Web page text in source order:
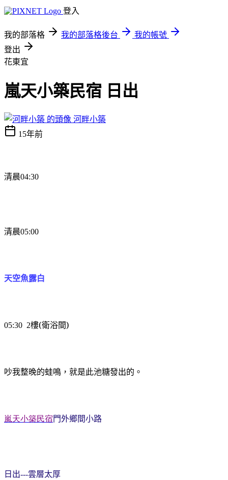
登入
我的部落格 我的部落格後台
我的帳號
登出
花東宜
嵐天小築民宿 日出
河畔小築
15年前
清晨04:30
清晨05:00
天空魚露白
05:30 2樓(衛浴間)
吵我整晚的蛙鳴，就是此池糖發出的。
嵐天小築民宿門外鄉間小路
日出---雲層太厚